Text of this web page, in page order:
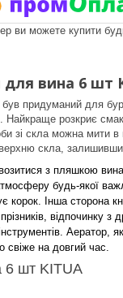
ви можете купити
для вина 6 шт
придуманий для
розкриє
зі скла можна мити
скла,
з пляшкою
будь-якої
Інша сторона
відпочинку з
Аератор,
на довгий час.
6 шт KITUA